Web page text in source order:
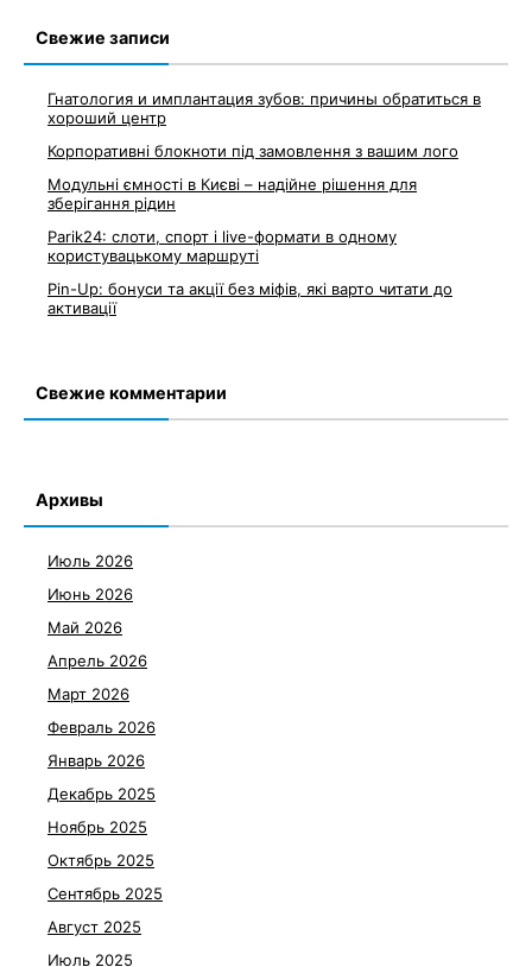
Свежие записи
Гнатология и имплантация зубов: причины обратиться в
хороший центр
Корпоративні блокноти під замовлення з вашим лого
Модульні ємності в Києві – надійне рішення для
зберігання рідин
Parik24: слоти, спорт і live-формати в одному
користувацькому маршруті
Pin-Up: бонуси та акції без міфів, які варто читати до
активації
Свежие комментарии
Архивы
Июль 2026
Июнь 2026
Май 2026
Апрель 2026
Март 2026
Февраль 2026
Январь 2026
Декабрь 2025
Ноябрь 2025
Октябрь 2025
Сентябрь 2025
Август 2025
Июль 2025